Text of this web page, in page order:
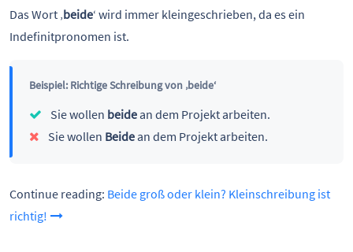
Das Wort ‚beide‘ wird immer kleingeschrieben, da es ein
Indefinitpronomen ist.
Beispiel: Richtige Schreibung von ‚beide‘
Sie wollen beidean dem Projekt arbeiten.
Sie wollen Beidean dem Projekt arbeiten.
Continue reading: Beide groß oder klein? Kleinschreibung ist
richtig!